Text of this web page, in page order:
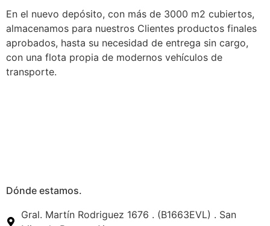
En el nuevo depósito, con más de 3000 m2 cubiertos,
almacenamos para nuestros Clientes productos finales
aprobados, hasta su necesidad de entrega sin cargo,
con una flota propia de modernos vehículos de
transporte.
Dónde estamos.
Gral. Martín Rodriguez 1676 . (B1663EVL) . San